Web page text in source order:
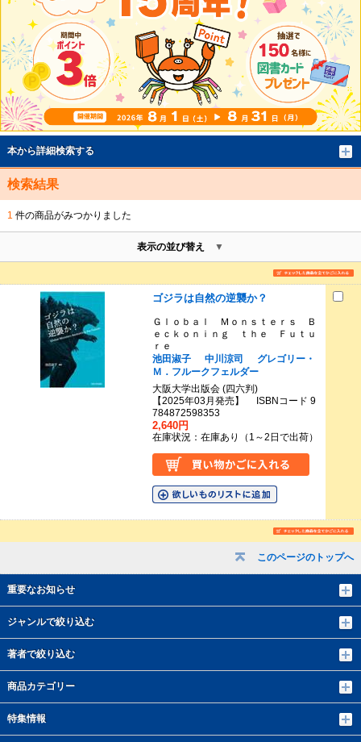
このページのトップへ
重要なお知らせ
ジャンルで絞り込む
著者で絞り込む
商品カテゴリー
特集情報
本から詳細検索する
検索結果
1 件の商品がみつかりました
表示の並び替え
ゴジラは自然の逆襲か？
Ｇｌｏｂａｌ Ｍｏｎｓｔｅｒｓ Ｂ
ｅｃｋｏｎｉｎｇ ｔｈｅ Ｆｕｔｕ
ｒｅ
池田淑子
中川涼司
グレゴリー・
Ｍ．フルークフェルダー
大阪大学出版会 (四六判)
【2025年03月発売】 ISBNコード 9
784872598353
2,640円
在庫状況：在庫あり（1～2日で出荷）